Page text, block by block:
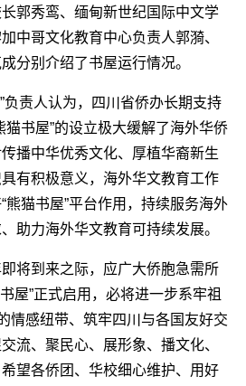
郭秀鸾、缅甸新世纪国际中文学
中哥文化教育中心负责人郭漪、
分别介绍了书屋运行情况。
责人认为，四川省侨办长期支持
猫书屋”的设立极大缓解了海外华侨
播中华优秀文化、厚植华裔新生
有积极意义，海外华文教育工作
熊猫书屋”平台作用，持续服务海外
助力海外华文教育可持续发展。
到来之际，应广大侨胞急需所
屋”正式启用，必将进一步系牢祖
情感纽带、筑牢四川与各国友好交
流、聚民心、展形象、播文化、
望各侨团、华校细心维护、用好